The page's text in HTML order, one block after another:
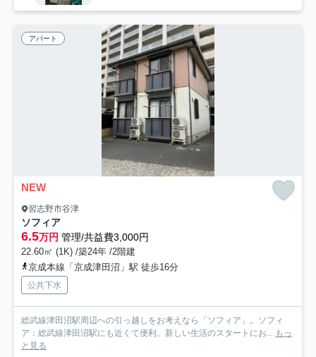
アパート
NEW
習志野市谷津
ソフィア
6.5万円 管理/共益費3,000円
22.60㎡ (1K) /築24年 /2階建
京成本線「京成津田沼」駅 徒歩16分
公共下水
総武線津田沼駅周辺への引っ越しをお考えなら「ソフィア」。ソフィ
ア：総武線津田沼駅にも近くて便利。新しい生活のスタートにお... もっ
と見る